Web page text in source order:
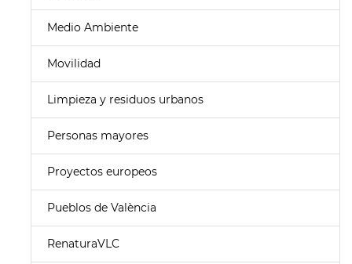
Medio Ambiente
Movilidad
Limpieza y residuos urbanos
Personas mayores
Proyectos europeos
Pueblos de València
RenaturaVLC